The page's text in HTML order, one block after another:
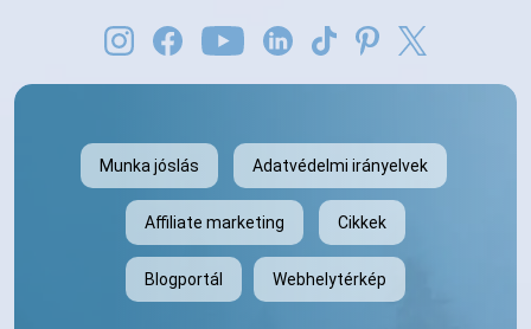
Munka jóslás Adatvédelmi irányelvek
Affiliate marketing Cikkek
Blogportál Webhelytérkép